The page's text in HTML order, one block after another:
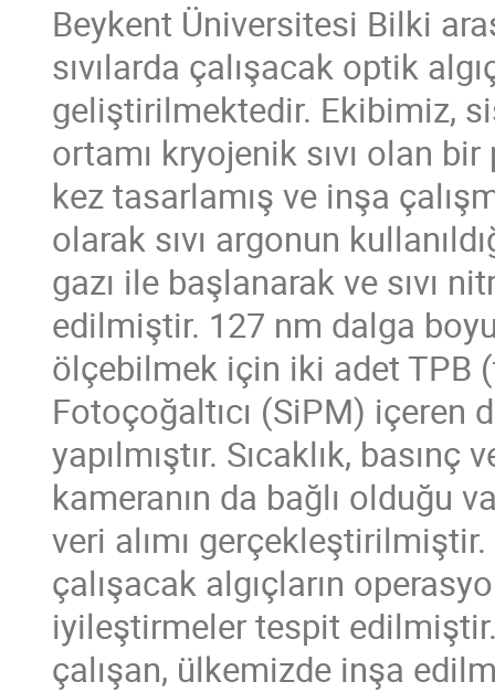
Beykent Üniversitesi Bilki
sıvılarda çalışacak optik
geliştirilmektedir. Ekibimiz,
ortamı kryojenik sıvı olan
kez tasarlamış ve inşa
olarak sıvı argonun
gazı ile başlanarak ve sıvı
edilmiştir. 127 nm dalga
ölçebilmek için iki adet TPB
Fotoçoğaltıcı (SiPM) içeren
yapılmıştır. Sıcaklık,
kameranın da bağlı olduğu
veri alımı
çalışacak algıçların
iyileştirmeler tespit
çalışan, ülkemizde inşa